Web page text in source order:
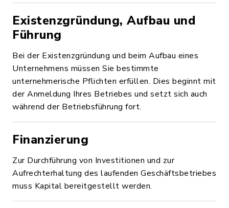
Existenzgründung, Aufbau und
Führung
Bei der Existenzgründung und beim Aufbau eines
Unternehmens müssen Sie bestimmte
unternehmerische Pflichten erfüllen. Dies beginnt mit
der Anmeldung Ihres Betriebes und setzt sich auch
während der Betriebsführung fort.
Finanzierung
Zur Durchführung von Investitionen und zur
Aufrechterhaltung des laufenden Geschäftsbetriebes
muss Kapital bereitgestellt werden.